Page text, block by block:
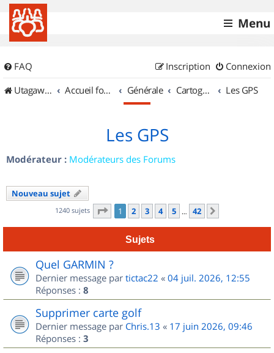
Menu
FAQ Connexion
Inscription
UtagawaVTT (Randos VTT et VTTAE avec traces GPS)
Accueil forum Générale Cartographie et GPS Les GPS
Les GPS
Modérateur : Modérateurs des Forums
Nouveau sujet
1240 sujets Page 1sur
1 2 3 4 5 … 42
Sujets
Quel GARMIN ?
Dernier message par tictac22 « 04 juil. 2026, 12:55
Réponses : 8
Supprimer carte golf
Dernier message par Chris.13 « 17 juin 2026, 09:46
Réponses : 3